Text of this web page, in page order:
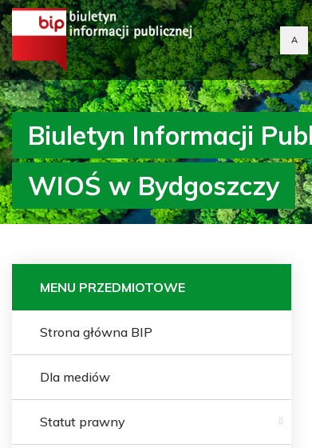
A
Biuletyn Informacji
WIOŚ w Bydgoszczy
MENU PRZEDMIOTOWE
Strona główna BIP
Dla mediów
Statut prawny